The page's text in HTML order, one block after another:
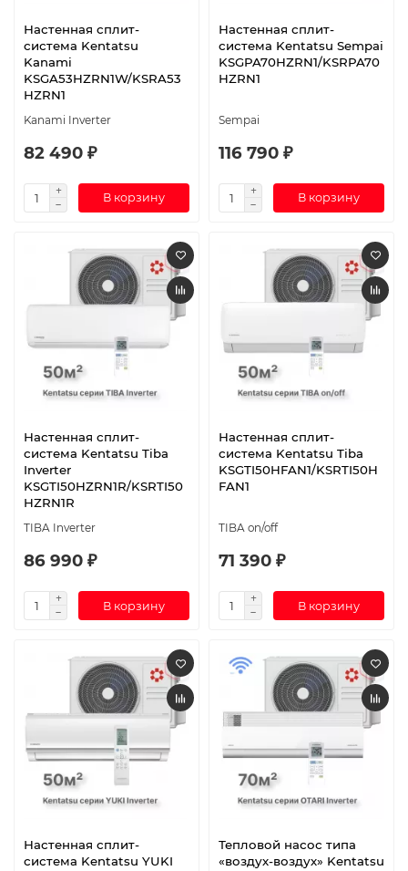
Настенная сплит-
система Kentatsu
Kanami
KSGA53HZRN1W/KSRA53
HZRN1
Kanami Inverter
82 490 ₽
В корзину
Настенная сплит-
система Kentatsu Sempai
KSGPA70HZRN1/KSRPA70
HZRN1
Sempai
116 790 ₽
В корзину
Настенная сплит-
система Kentatsu Tiba
Inverter
KSGTI50HZRN1R/KSRTI50
HZRN1R
TIBA Inverter
86 990 ₽
В корзину
Настенная сплит-
система Kentatsu Tiba
KSGTI50HFAN1/KSRTI50H
FAN1
TIBA on/off
71 390 ₽
В корзину
Настенная сплит-
система Kentatsu YUKI
Тепловой насос типа
«воздух-воздух» Kentatsu